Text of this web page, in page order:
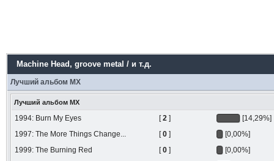
Machine Head , groove metal / и т.д.
Лучший альбом МХ
Лучший альбом МХ
1994: Burn My Eyes [2]
[14,29%]
1997: The More Things Change...
[0]
[0,00%]
1999: The Burning Red
[0]
[0,00%]